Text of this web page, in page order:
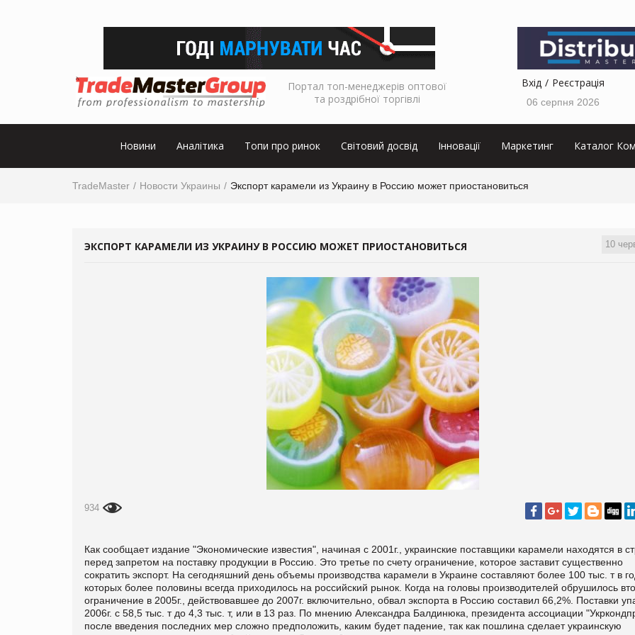
Портал топ-менеджерів оптової
та роздрібної торгівлі
Вхід Реєстрація
06 серпня 2026
Новини Аналітика Топи про ринок Світовий досвід Інновації Маркетинг Каталог
TradeMaster Новости Украины Экспорт карамели из Украину в Россию может приостановиться
10
ЭКСПОРТ КАРАМЕЛИ ИЗ УКРАИНУ В РОССИЮ МОЖЕТ ПРИОСТАНОВИТЬСЯ
934
Как сообщает издание "Экономические известия", начиная с 2001г., украинские поставщики карамели находятся в
перед запретом на поставку продукции в Россию. Это третье по счету ограничение, которое заставит существенно
сократить экспорт. На сегодняшний день объемы производства карамели в Украине составляют более 100 тыс. т в
которых более половины всегда приходилось на российский рынок. Когда на головы производителей обрушилось
ограничение в 2005г., действовавшее до 2007г. включительно, обвал экспорта в Россию составил 66,2%. Поставки
2006г. с 58,5 тыс. т до 4,3 тыс. т, или в 13 раз. По мнению Александра Балдинюка, президента ассоциации
после введения последних мер сложно предположить, каким будет падение, так как пошлина сделает украинскую